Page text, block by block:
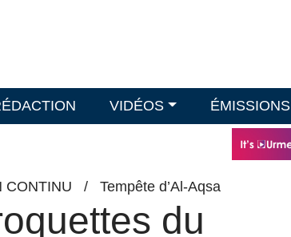
VIDÉOS ÉMISSIONS
CONTINU / Tempête d’Al-Aqsa
du